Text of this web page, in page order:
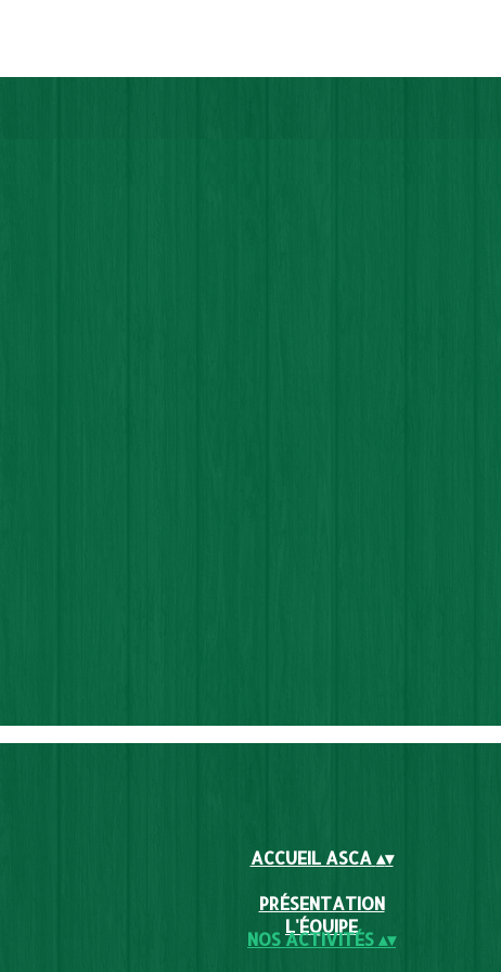
ACCUEIL ASCA▴▾
PRÉSENTATION
L'ÉQUIPE
NOS ACTIVITÉS▴▾